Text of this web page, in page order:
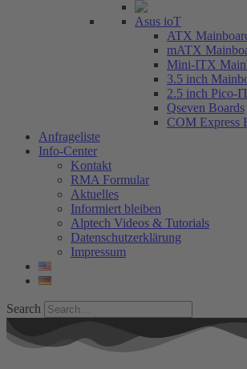
Asus ioT
ATX
mATX
Mini-ITX
3.5 inch
2.5 inch Pico-
Qseven Boards
COM Express
Anfrageliste
Info-Center
Kontakt
RMA Formular
Aktuelles
Informiert bleiben
Alptech Videos & Tutorials
Datenschutzerklärung
Impressum
Search